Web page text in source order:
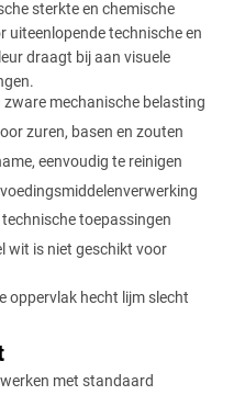
sterkte en chemische
uiteenlopende technische en
draagt bij aan visuele
mechanische belasting
zuren, basen en zouten
eenvoudig te reinigen
toepassingen
wit is niet geschikt voor
oppervlak hecht lijm slecht
met standaard